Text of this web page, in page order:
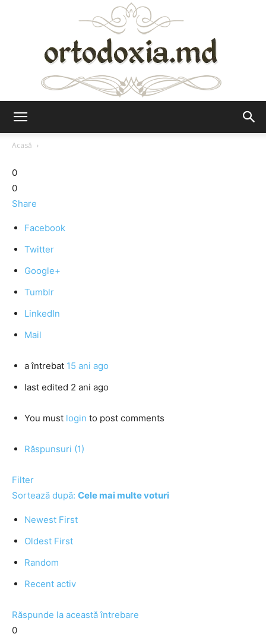
Acasă
0
0
Share
Facebook
Twitter
Google+
Tumblr
LinkedIn
Mail
a întrebat 15 ani ago
last edited 2 ani ago
You must login to post comments
Răspunsuri (1)
Filter
Sortează după: Cele mai multe voturi
Newest First
Oldest First
Random
Recent activ
Răspunde la această întrebare
0